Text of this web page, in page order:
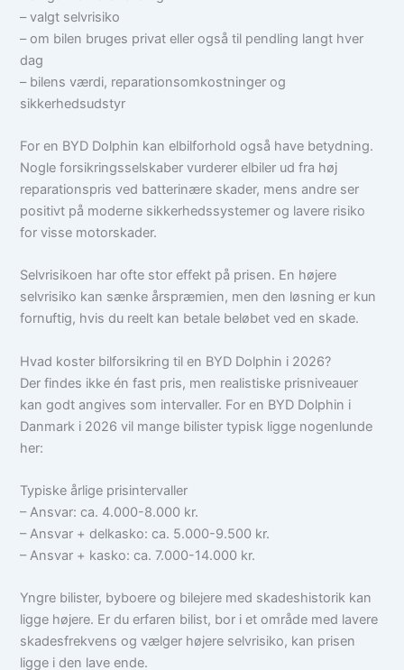
– valgt selvrisiko
– om bilen bruges privat eller også til pendling langt hver
dag
– bilens værdi, reparationsomkostninger og
sikkerhedsudstyr
For en BYD Dolphin kan elbilforhold også have betydning.
Nogle forsikringsselskaber vurderer elbiler ud fra høj
reparationspris ved batterinære skader, mens andre ser
positivt på moderne sikkerhedssystemer og lavere risiko
for visse motorskader.
Selvrisikoen har ofte stor effekt på prisen. En højere
selvrisiko kan sænke årspræmien, men den løsning er kun
fornuftig, hvis du reelt kan betale beløbet ved en skade.
Hvad koster bilforsikring til en BYD Dolphin i 2026?
Der findes ikke én fast pris, men realistiske prisniveauer
kan godt angives som intervaller. For en BYD Dolphin i
Danmark i 2026 vil mange bilister typisk ligge nogenlunde
her:
Typiske årlige prisintervaller
– Ansvar: ca. 4.000-8.000 kr.
– Ansvar + delkasko: ca. 5.000-9.500 kr.
– Ansvar + kasko: ca. 7.000-14.000 kr.
Yngre bilister, byboere og bilejere med skadeshistorik kan
ligge højere. Er du erfaren bilist, bor i et område med lavere
skadesfrekvens og vælger højere selvrisiko, kan prisen
ligge i den lave ende.